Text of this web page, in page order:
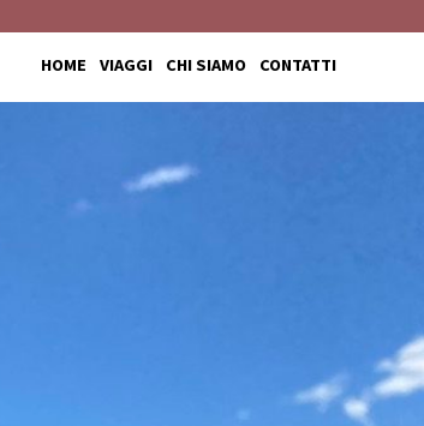
HOME VIAGGI CHI SIAMO CONTATTI